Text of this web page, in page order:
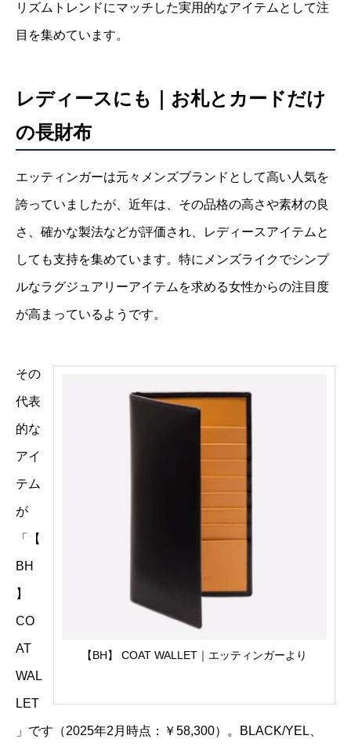
リズムトレンドにマッチした実用的なアイテムとして注
目を集めています。
レディースにも｜お札とカードだけ
の長財布
エッティンガーは元々メンズブランドとして高い人気を
誇っていましたが、近年は、その品格の高さや素材の良
さ、確かな製法などが評価され、レディースアイテムと
しても支持を集めています。特にメンズライクでシンプ
ルなラグジュアリーアイテムを求める女性からの注目度
が高まっているようです。
【BH】 COAT WALLET｜エッティンガーより
その
代表
的な
アイ
テム
が
「【
BH
】
CO
AT
WAL
LET
」です（2025年2月時点：￥58,300）。BLACK/YEL、